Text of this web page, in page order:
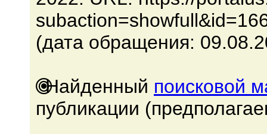
(дата обращения:
Найденный поисковой
публикации